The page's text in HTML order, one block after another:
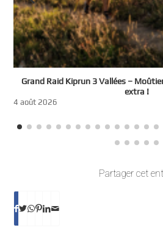
Grand Raid Kiprun 3 Vallées –
extra !
4 août 2026
Partager cet